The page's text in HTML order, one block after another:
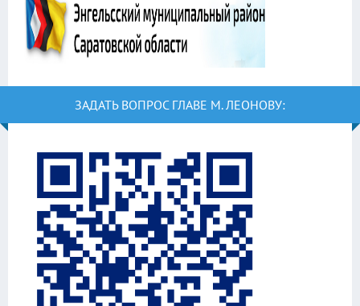
ЗАДАТЬ ВОПРОС ГЛАВЕ М. ЛЕОНОВУ: